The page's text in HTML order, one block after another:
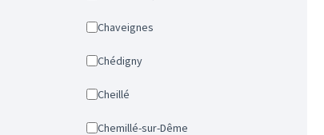
Chaveignes
Chédigny
Cheillé
Chemillé-sur-Dême